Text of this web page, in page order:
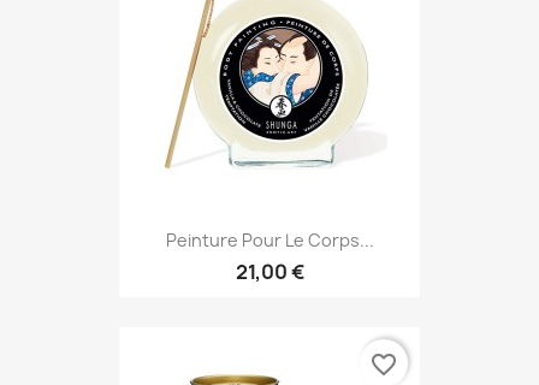
Peinture Pour Le Corps...
21,00 €
favorite_border